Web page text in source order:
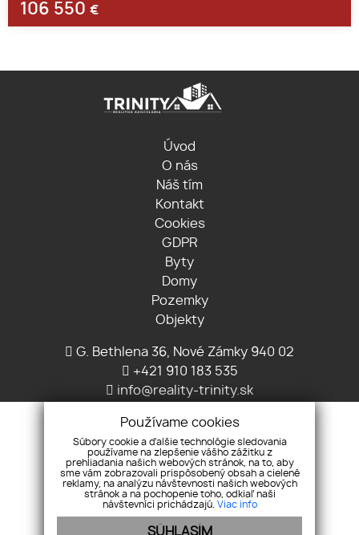
106 550 €
Úvod
O nás
Náš tím
Kontakt
Cookies
GDPR
Byty
Domy
Pozemky
Objekty
G. Bethlena 36, Nové Zámky 940 02
+421 910 183 535
info@reality-trinity.sk
Používame cookies
Súbory cookie a ďalšie technológie sledovania
používame na zlepšenie vášho zážitku z
prehliadania našich webových stránok, na to, aby
sme vám zobrazovali prispôsobený obsah a cielené
reklamy, na analýzu návštevnosti našich webových
stránok a na pochopenie toho, odkiaľ naši
návštevníci prichádzajú. Viac info
SÚHLASÍM